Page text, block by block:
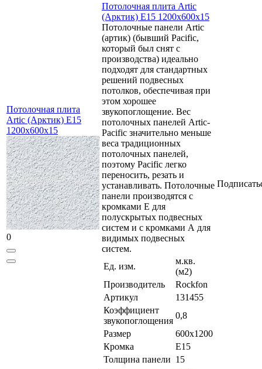
Потолочная плита
Artic (Арктик) E15
1200x600x15
0
Потолочная плита Artic
(Арктик) E15 1200x600x15
Потолочные панели Artic
(артик) (бывший Pacific,
который был снят с
производства) идеально
подходят для стандартных
решений подвесных
потолков, обеспечивая при
этом хорошее
звукопоглощение. Вес
потолочных панелей Artic-
Pacific значительно меньше
веса традиционных
потолочных панелей,
поэтому Pacific легко
переносить, резать и
устанавливать. Потолочные
панели производятся с
кромками Е для
полускрытых подвесных
систем и с кромками А для
видимых подвесных
систем.
Ед. изм.
м.кв.
(м2)
Производитель
Rockfon
Артикул
131455
Коэффициент
звукопоглощения
0,8
Размер
600x1200
Кромка
E15
Толщина панели 15